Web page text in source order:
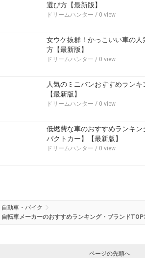
選び方【最新版】
ドリームハンター / 0 view
女ウケ抜群！かっこいい車の
方【最新版】
ドリームハンター / 0 view
人気のミニバンおすすめランキ
【最新版】
ドリームハンター / 0 view
低燃費な車のおすすめランキ
パクトカー】【最新版】
ドリームハンター / 0 view
自動車・バイク
自転車メーカーのおすすめランキング・ブランド
ページの先頭へ